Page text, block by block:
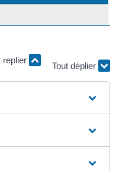
replier
Tout déplier